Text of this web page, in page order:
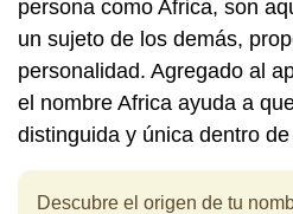
persona como Africa, son
un sujeto de los demás,
personalidad. Agregado al
el nombre Africa ayuda a
distinguida y única dentro
Descubre el origen de tu